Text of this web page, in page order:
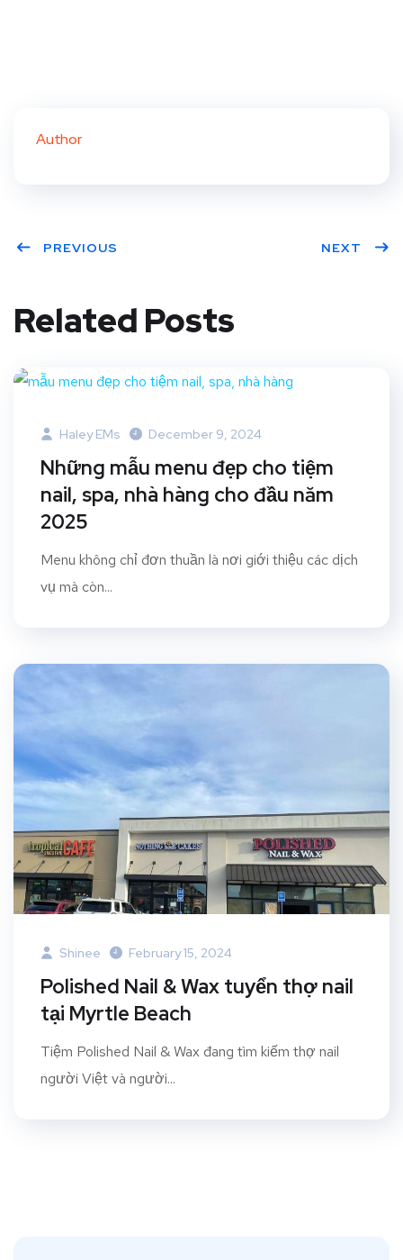
Author
PREVIOUS NEXT
Related Posts
Haley EMs December 9, 2024
Những mẫu menu đẹp cho tiệm
nail, spa, nhà hàng cho đầu năm
2025
Menu không chỉ đơn thuần là nơi giới thiệu các dịch
vụ mà còn...
Shinee February 15, 2024
Polished Nail & Wax tuyển thợ nail
tại Myrtle Beach
Tiệm Polished Nail & Wax đang tìm kiếm thợ nail
người Việt và người...